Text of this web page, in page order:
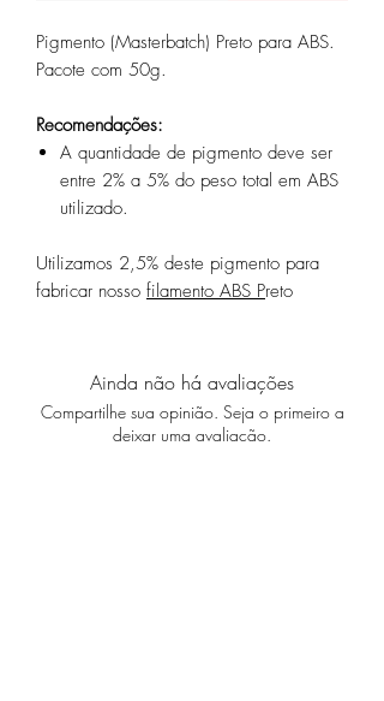
Pigmento (Masterbatch) Preto para ABS.
Pacote com 50g.
Recomendações:
A quantidade de pigmento deve ser
entre 2% a 5% do peso total em ABS
utilizado.
Utilizamos 2,5% deste pigmento para
fabricar nosso filamento ABS Preto
Ainda não há avaliações
Compartilhe sua opinião. Seja o primeiro a
deixar uma avaliação.